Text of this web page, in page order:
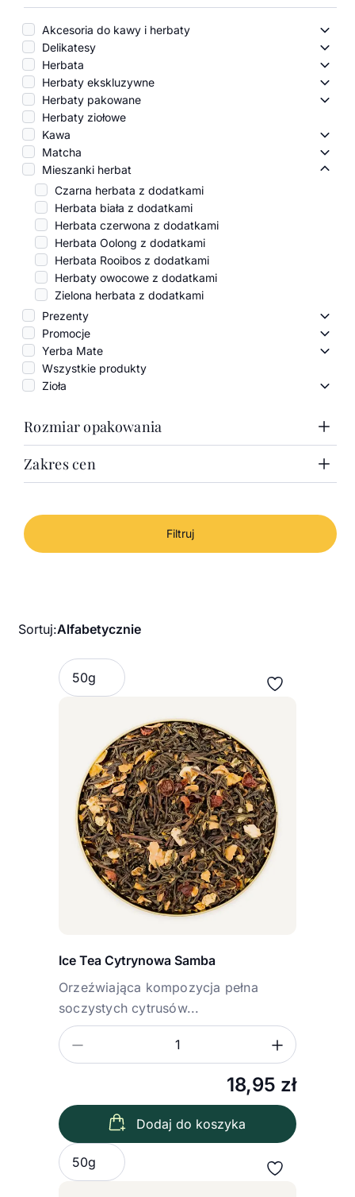
Akcesoria do kawy i herbaty
Delikatesy
Herbata
Herbaty ekskluzywne
Herbaty pakowane
Herbaty ziołowe
Kawa
Matcha
Mieszanki herbat
Czarna herbata z dodatkami
Herbata biała z dodatkami
Herbata czerwona z dodatkami
Herbata Oolong z dodatkami
Herbata Rooibos z dodatkami
Herbaty owocowe z dodatkami
Zielona herbata z dodatkami
Prezenty
Promocje
Yerba Mate
Wszystkie produkty
Zioła
Zioła
Rozmiar opakowania
1000g
Zakres cen
Cena minimalna
Od
-
Cena maksymalna
Do
Filtruj
Sortuj:Alfabetycznie
Ice Tea Cytrynowa Samba
Orzeźwiająca kompozycja pełna
soczystych cytrusów...
18,95 zł
Zmniejsz ilość
Wybierz wariant
50g
Dodaj do koszyka
Wybierz wariant
50g